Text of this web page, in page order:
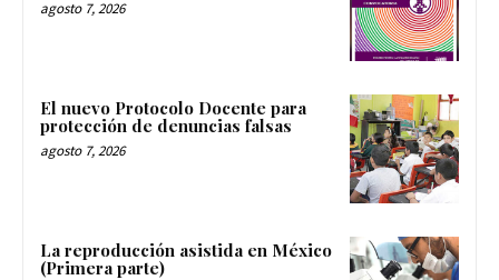
agosto 7, 2026
El nuevo Protocolo Docente para
protección de denuncias falsas
agosto 7, 2026
La reproducción asistida en México
(Primera parte)